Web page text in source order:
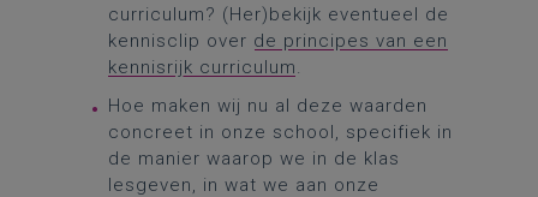
curriculum? (Her)bekijk eventueel de
kennisclip over de principes van een
kennisrijk curriculum.
Hoe maken wij nu al deze waarden
concreet in onze school, specifiek in
de manier waarop we in de klas
lesgeven, in wat we aan onze